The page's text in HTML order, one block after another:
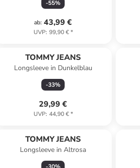
-55%
ab: 43,99 €
UVP: 99,90 €*
TOMMY JEANS
Longsleeve in Dunkelblau
-33%
29,99 €
UVP: 44,90 €*
TOMMY JEANS
Longsleeve in Altrosa